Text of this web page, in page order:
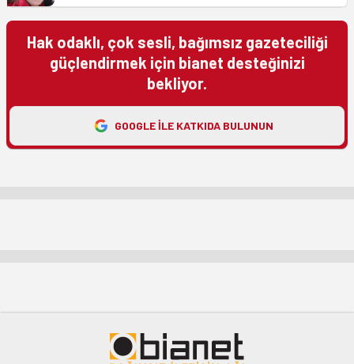
Hak odaklı, çok sesli, bağımsız gazeteciliği
güçlendirmek için bianet desteğinizi
bekliyor.
GOOGLE ILE KATKIDA BULUNUN